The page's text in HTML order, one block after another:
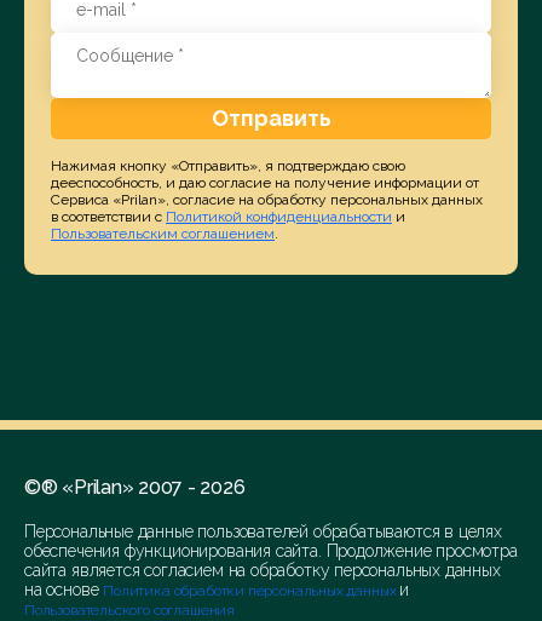
Отправить
Нажимая кнопку «Отправить», я подтверждаю свою
дееспособность, и даю согласие на получение информации от
Сервиса «Prilan», согласие на обработку персональных данных
в соответствии с Политикой конфиденциальности и
Пользовательским соглашением.
©® «Prilan» 2007 - 2026
Персональные данные пользователей обрабатываются в целях
обеспечения функционирования сайта. Продолжение просмотра
сайта является согласием на обработку персональных данных
на основе Политика обработки персональных данных и
Пользовательского соглашения